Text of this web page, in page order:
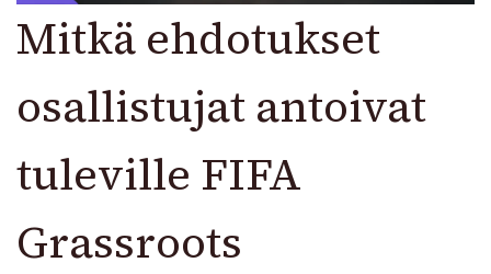
Mitkä ehdotukset
osallistujat antoivat
tuleville FIFA
Grassroots